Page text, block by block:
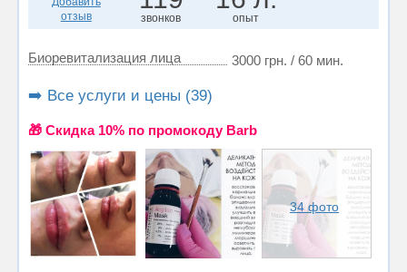
отзыв
звонков опыт
Биоревитализация лица 3000 грн. / 60 мин.
➡️ Все услуги и цены (39)
🎁 Cкидка 10% по промокоду Barb
34 фото